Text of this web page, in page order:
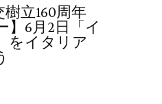
樹立160周年
6月2日「イ
をイタリア